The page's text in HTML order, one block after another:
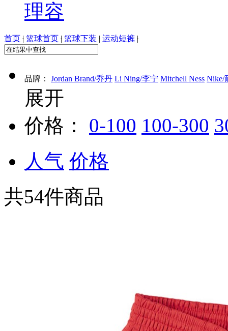
理容
首页 | 篮球首页 | 篮球下装 | 运动短裤 |
品牌： Jordan Brand/乔丹 Li Ning/李宁 Mitchell Ness Nike/
展开
价格：
0-100 100-300
人气 价格
共54件商品